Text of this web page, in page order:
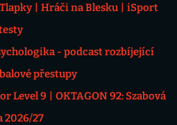
Hráči na Blesku
iSport
- podcast rozbíjející
přestupy
Level 9
OKTAGON 92: Szabová
2026/27